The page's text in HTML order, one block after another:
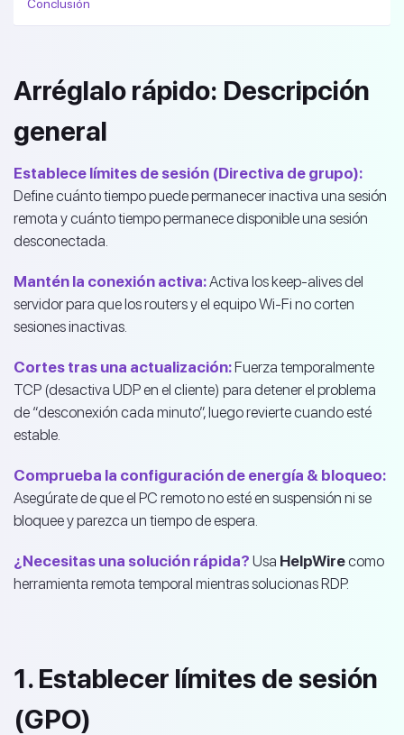
Conclusión
Arréglalo rápido: Descripción
general
Establece límites de sesión (Directiva de grupo):
Define cuánto tiempo puede permanecer inactiva una sesión
remota y cuánto tiempo permanece disponible una sesión
desconectada.
Mantén la conexión activa:Activa los keep-alives del
servidor para que los routers y el equipo Wi-Fi no corten
sesiones inactivas.
Cortes tras una actualización:Fuerza temporalmente
TCP (desactiva UDP en el cliente) para detener el problema
de “desconexión cada minuto”, luego revierte cuando esté
estable.
Comprueba la configuración de energía & bloqueo:
Asegúrate de que el PC remoto no esté en suspensión ni se
bloquee y parezca un tiempo de espera.
¿Necesitas una solución rápida? Usa HelpWirecomo
herramienta remota temporal mientras solucionas RDP.
1. Establecer límites de sesión
(GPO)